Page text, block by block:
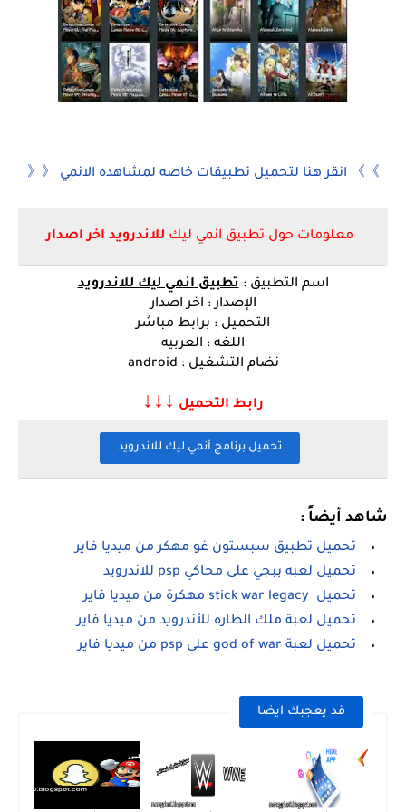
》》 انقر هنا لتحميل تطبيقات خاصه لمشاهده الانمي 《《
معلومات حول تطبيق انمي ليك للاندرويد اخر اصدار
اسم التطبيق : تطبيقانمي ليك للاندرويد
الإصدار : اخر اصدار
التحميل : برابط مباشر
اللغه : العربيه
نضام التشغيل : android
رابط التحميل ↓↓↓
تحميل برنامج أنمي ليك للاندرويد
شاهد أيضاً :
تحميل تطبيق سبستون غو مهكر من ميديا فاير
تحميل لعبه ببجي على محاكي psp للاندرويد
تحميل stick war legacy مهكرة من ميديا فاير
تحميل لعبة ملك الطاره للأندرويد من ميديا فاير
تحميل لعبة god of war على psp من ميديا فاير
قد يعجبك ايضا